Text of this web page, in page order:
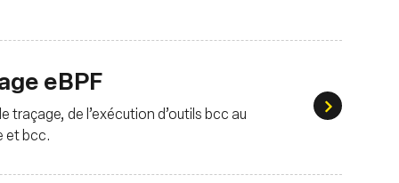
eBPF
traçage, de l’exécution d’outils bcc au
et bcc.
Tutoriels